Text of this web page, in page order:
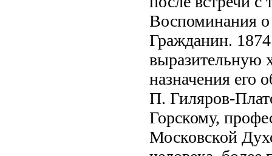
Воспоминания о
Гражданин.
выразительную
назначения его
П. Гиляров-
Горскому,
Московской